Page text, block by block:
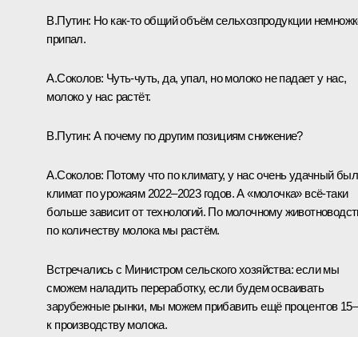
В.Путин: Но как-то общий объём сельхозпродукции
припал.
А.Соколов: Чуть-чуть, да, упал, но молоко не падает у нас,
молоко у нас растёт.
В.Путин: А почему по другим позициям снижение?
А.Соколов: Потому что по климату, у нас очень удачный был
климат по урожаям 2022–2023 годов. А «молочка» всё-таки
больше зависит от технологий. По молочному
по количеству молока мы растём.
Встречались с Министром сельского хозяйства: если мы
сможем наладить переработку, если будем осваивать
зарубежные рынки, мы можем прибавить ещё процентов
к производству молока.